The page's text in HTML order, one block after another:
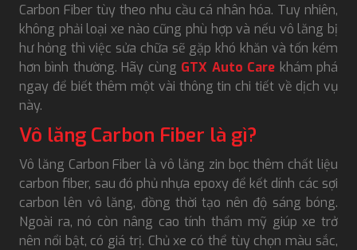
Carbon Fiber tùy theo nhu cầu cá nhân hóa. Tuy nhiên,
không phải loại xe nào cũng phù hợp và nếu vô lăng bị
hư hỏng thì việc sửa chữa sẽ gặp khó khăn và tốn kém
hơn bình thường. Hãy cùng GTX Auto Care khám phá
ngay để biết thêm một vài thông tin chi tiết về dịch vụ
này.
Vô lăng Carbon Fiber là gì?
Vô lăng Carbon Fiber là vô lăng zin bọc thêm chất liệu
carbon fiber, sau đó phủ nhựa epoxy để kết dính các sợi
carbon lên vô lăng, đồng thời tạo nên độ sáng bóng.
Ngoài ra, nó còn nâng cao tính thẩm mỹ giúp xe trở
nên nổi bật, có giá trị. Chủ xe có thể tùy chọn màu sắc,